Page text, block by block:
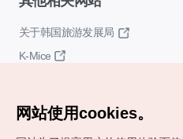
关于韩国旅游发展局
K-Mice
网站使用cookies。